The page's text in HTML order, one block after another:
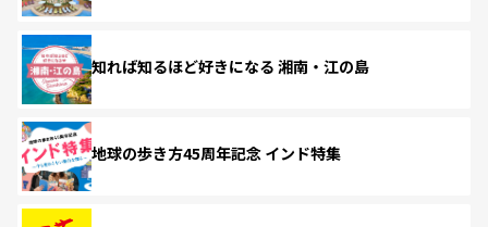
知れば知るほど好きになる 湘南・江の島
地球の歩き方45周年記念 インド特集